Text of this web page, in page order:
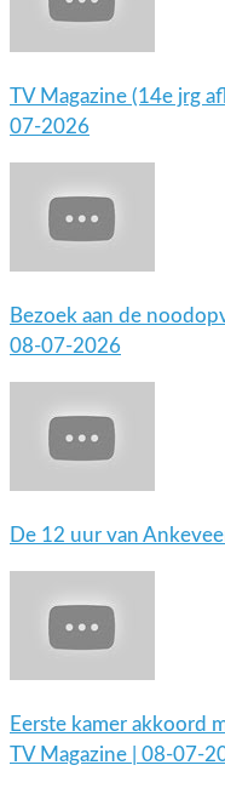
TV Magazine (14e jrg
07-2026
Bezoek aan de
08-07-2026
De 12 uur van
Eerste kamer akkoord
TV Magazine | 08-07-